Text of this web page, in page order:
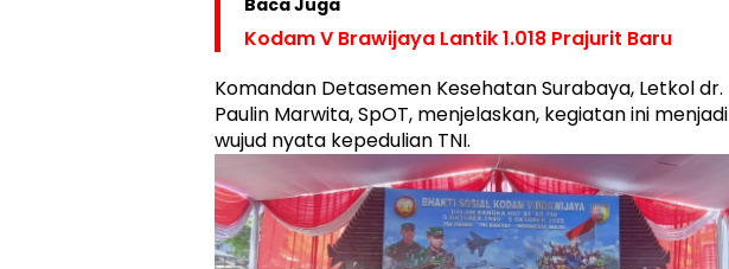
Kodam V Brawijaya Lantik 1.018 Prajurit Baru
Komandan Detasemen Kesehatan Surabaya, Letkol dr.
Paulin Marwita, SpOT, menjelaskan, kegiatan ini menjadi
wujud nyata kepedulian TNI.